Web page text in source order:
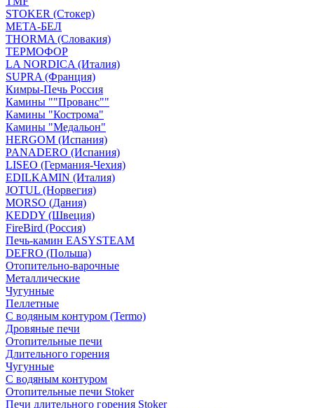
STOKER (Стокер)
МЕТА-БЕЛ
THORMA (Словакия)
ТЕРМОФОР
LA NORDICA (Италия)
SUPRA (Франция)
Кимры-Печь Россия
Камины ""Прованс""
Камины "Кострома"
Камины "Медальон"
HERGOM (Испания)
PANADERO (Испания)
LISEO (Германия-Чехия)
EDILKAMIN (Италия)
JOTUL (Норвегия)
MORSO (Дания)
KEDDY (Швеция)
FireBird (Россия)
Печь-камин EASYSTEAM
DEFRO (Польша)
Отопительно-варочные
Металлические
Чугунные
Пеллетные
С водяным контуром (Termo)
Дровяные печи
Отопительные печи
Длительного горения
Чугунные
C водяным контуром
Отопительные печи Stoker
Печи длительного горения Stoker